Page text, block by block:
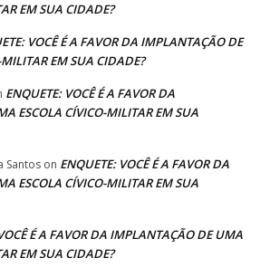
EM SUA CIDADE?
VOCÊ É A FAVOR DA IMPLANTAÇÃO DE
EM SUA CIDADE?
ENQUETE: VOCÊ É A FAVOR DA
ESCOLA CÍVICO-MILITAR EM SUA
Santos on ENQUETE: VOCÊ É A FAVOR DA
ESCOLA CÍVICO-MILITAR EM SUA
É A FAVOR DA IMPLANTAÇÃO DE UMA
EM SUA CIDADE?